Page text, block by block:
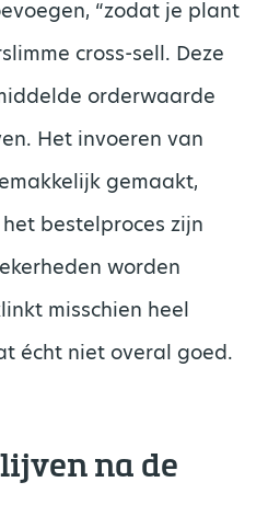
“zodat je plant
cross-sell. Deze
orderwaarde
Het invoeren van
gemaakt,
bestelproces zijn
worden
misschien heel
écht niet overal goed.
na de